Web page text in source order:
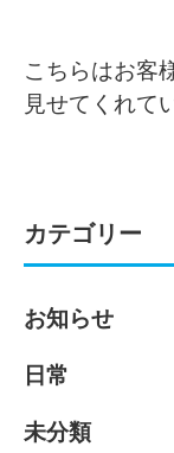
こちらはお客
見せてくれて
カテゴリー
お知らせ
日常
未分類